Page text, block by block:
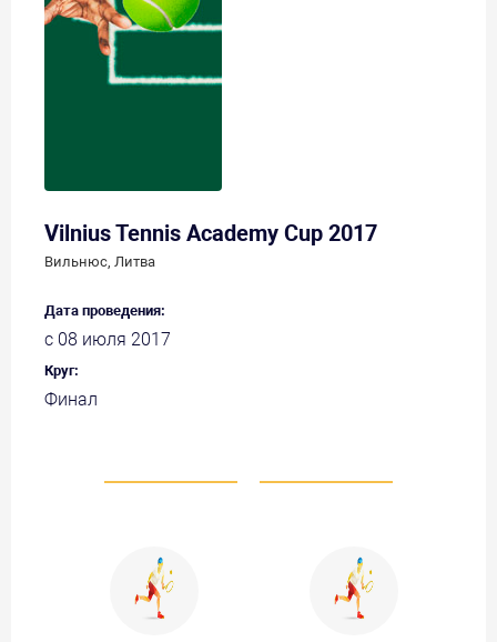
Vilnius Tennis Academy Cup 2017
Вильнюс, Литва
Дата проведения:
с 08 июля 2017
Круг:
Финал